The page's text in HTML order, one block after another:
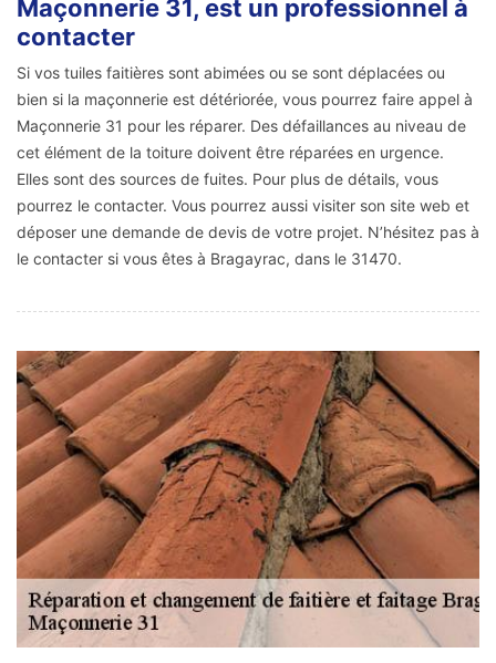
Maçonnerie 31, est un professionnel à
contacter
Si vos tuiles faitières sont abimées ou se sont déplacées ou
bien si la maçonnerie est détériorée, vous pourrez faire appel à
Maçonnerie 31 pour les réparer. Des défaillances au niveau de
cet élément de la toiture doivent être réparées en urgence.
Elles sont des sources de fuites. Pour plus de détails, vous
pourrez le contacter. Vous pourrez aussi visiter son site web et
déposer une demande de devis de votre projet. N’hésitez pas à
le contacter si vous êtes à Bragayrac, dans le 31470.